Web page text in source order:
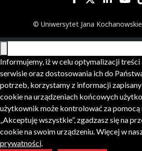
© Uniwersytet Jana
Informujemy, iż w celu optymalizacji
serwisie oraz dostosowania ich do
potrzeb, korzystamy z informacji
cookie na urządzeniach końcowych
użytkownik może kontrolować za
„Akceptuję wszystkie”, zgadzasz się na
cookie na swoim urządzeniu. Więcej w
prywatności.